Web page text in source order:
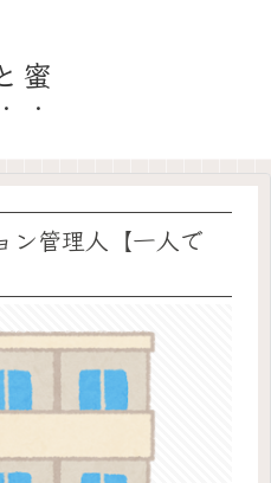
蜜
ン管理人【一人で